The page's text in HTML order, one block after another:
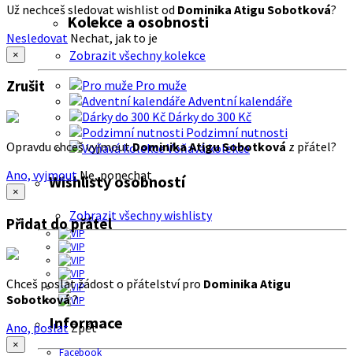
Kolekce a osobnosti
Zobrazit všechny kolekce
Pro muže
Adventní kalendáře
Dárky do 300 Kč
Podzimní nutnosti
Voňavá kolekce
Wishlisty osobností
Zobrazit všechny wishlisty
Informace
Facebook
Už nechceš sledovat wishlist od Dominika Atigu Sobotková?
Nesledovat Nechat, jak to je
×
Zrušit
Opravdu chceš vyjmoutDominika Atigu Sobotková z přátel?
Ano, vyjmout Ne, ponechat
×
Přidat do přátel
Chceš poslat žádost o přátelství pro Dominika Atigu
Sobotková?
Ano, poslatZpět
×